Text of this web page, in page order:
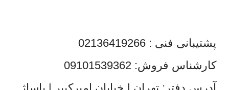
پشتیبانی فنی : 02136419266
کارشناس فروش: 09101539362
آدرس دفتر: تهران | خیابان امیرکبیر | پاساژ